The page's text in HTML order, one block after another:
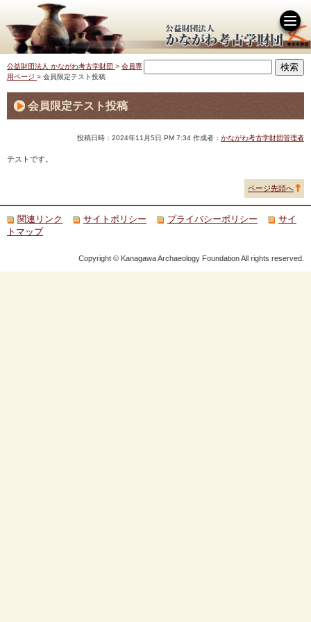
公益財団法人 かながわ考古学財団 > 会員専
用ページ > 会員限定テスト投稿
会員限定テスト投稿
投稿日時：2024年11月5日 PM 7:34 作成者： かながわ考古学財団管理者
テストです。
ページ先頭へ
関連リンク サイトポリシー プライバシーポリシー
サイ
トマップ
Copyright © Kanagawa Archaeology Foundation All rights reserved.